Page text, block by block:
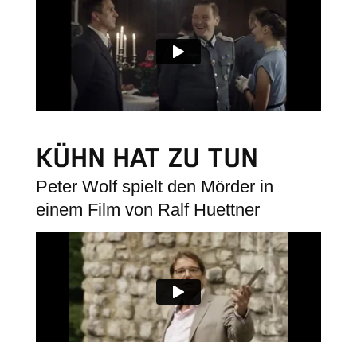
KÜHN HAT ZU TUN
Peter Wolf spielt den Mörder in
einem Film von Ralf Huettner